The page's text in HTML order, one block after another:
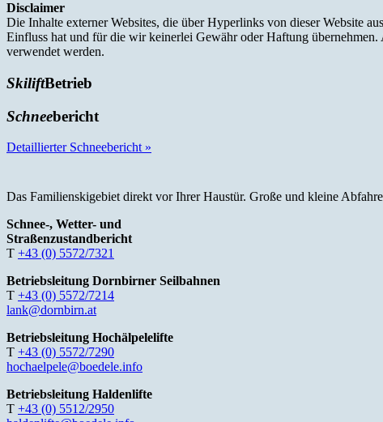
Disclaimer
Die Inhalte externer Websites, die über Hyperlinks von dieser Website
Einfluss hat und für die wir keinerlei Gewähr oder Haftung
verwendet werden.
SkiliftBetrieb
Schneebericht
Detaillierter Schneebericht »
Das Familienskigebiet direkt vor Ihrer Haustür. Große und kleine
Schnee-, Wetter- und
Straßenzustandbericht
T +43 (0) 5572/7321
Betriebsleitung Dornbirner Seilbahnen
T +43 (0) 5572/7214
lank@dornbirn.at
Betriebsleitung Hochälpelelifte
T +43 (0) 5572/7290
hochaelpele@boedele.info
Betriebsleitung Haldenlifte
T +43 (0) 5512/2950